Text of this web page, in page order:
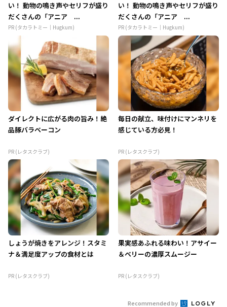
い！ 動物の鳴き声やセリフが盛り
だくさんの「アニア ...
PR (タカラトミー｜Hugkum)
い！ 動物の鳴き声やセリフが盛り
だくさんの「アニア ...
PR (タカラトミー｜Hugkum)
ダイレクトに広がる肉の旨み！絶
品豚バラベーコン
PR (レタスクラブ)
毎日の献立、味付けにマンネリを
感じている方必見！
PR (レタスクラブ)
しょうが焼きをアレンジ！スタミ
ナ＆満足度アップの食材とは
PR (レタスクラブ)
果実感あふれる味わい！アサイー
＆ベリーの濃厚スムージー
PR (レタスクラブ)
Recommended by